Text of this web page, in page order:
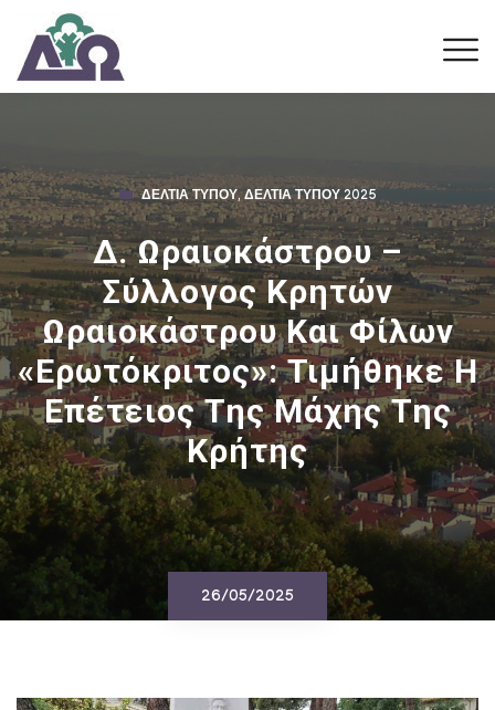
ΔΕΛΤΊΑ ΤΎΠΟΥ, ΔΕΛΤΊΑ ΤΎΠΟΥ 2025
Δ. Ωραιοκάστρου –
Σύλλογος Κρητών
Ωραιοκάστρου Και Φίλων
«Ερωτόκριτος»: Τιμήθηκε Η
Επέτειος Της Μάχης Της
Κρήτης
26/05/2025